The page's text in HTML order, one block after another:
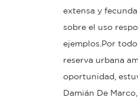
extensa y
sobre el uso
ejemplos.Por
reserva urbana
oportunidad,
Damián De